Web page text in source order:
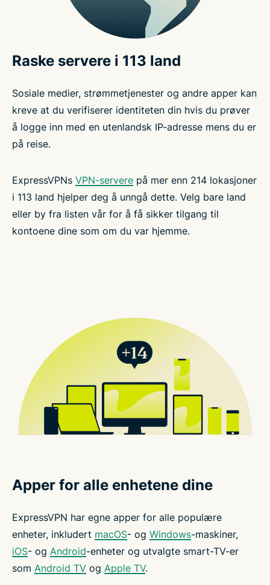
Raske servere i 113 land
Sosiale medier, strømmetjenester og andre apper kan
kreve at du verifiserer identiteten din hvis du prøver
å logge inn med en utenlandsk IP-adresse mens du er
på reise.
ExpressVPNs VPN-servere på mer enn 214 lokasjoner
i 113 land hjelper deg å unngå dette. Velg bare land
eller by fra listen vår for å få sikker tilgang til
kontoene dine som om du var hjemme.
Apper for alle enhetene dine
ExpressVPN har egne apper for alle populære
enheter, inkludert macOS- og Windows-maskiner,
iOS- og Android-enheter og utvalgte smart-TV-er
som Android TV og Apple TV.